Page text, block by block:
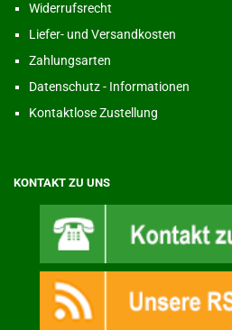
Widerrufsrecht
Liefer- und Versandkosten
Zahlungsarten
Datenschutz - Informationen
Kontaktlose Zustellung
KONTAKT ZU UNS